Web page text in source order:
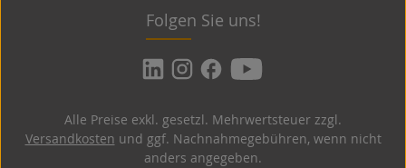
Folgen Sie uns!
Alle Preise exkl. gesetzl. Mehrwertsteuer zzgl.
Versandkosten und ggf. Nachnahmegebühren, wenn nicht
anders angegeben.